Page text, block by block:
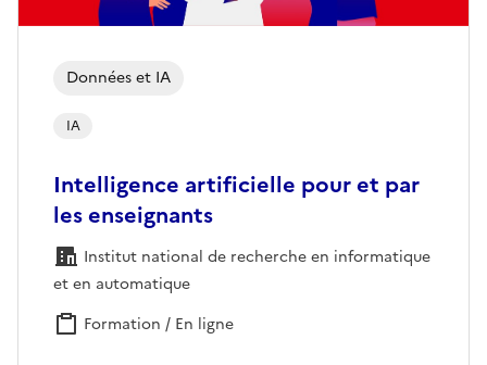
Données et IA
IA
Intelligence artificielle pour et par
les enseignants
Institut national de recherche en informatique
et en automatique
Formation / En ligne